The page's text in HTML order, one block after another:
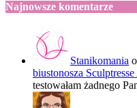
Najnowsze komentarze
Stanikomania
biustonosza
testowałam żadnego